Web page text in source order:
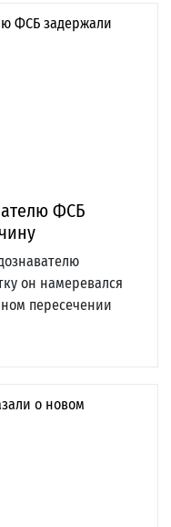
ФСБ
он намеревался
пересечении